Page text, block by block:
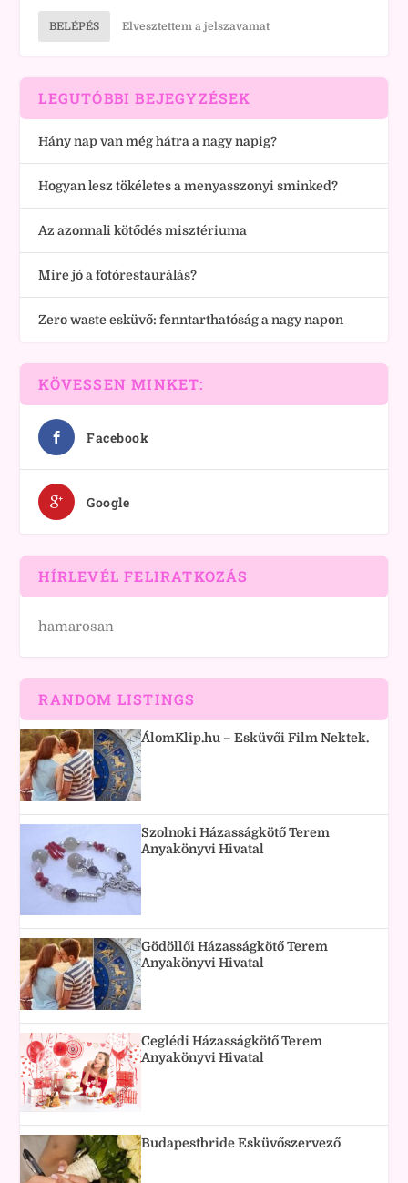
BELÉPÉS Elvesztettem a jelszavamat
LEGUTÓBBI BEJEGYZÉSEK
Hány nap van még hátra a nagy napig?
Hogyan lesz tökéletes a menyasszonyi sminked?
Az azonnali kötődés misztériuma
Mire jó a fotórestaurálás?
Zero waste esküvő: fenntarthatóság a nagy napon
KÖVESSEN MINKET:
Facebook
Google
HÍRLEVÉL FELIRATKOZÁS
hamarosan
RANDOM LISTINGS
ÁlomKlip.hu – Esküvői Film Nektek.
Szolnoki Házasságkötő Terem
Anyakönyvi Hivatal
Gödöllői Házasságkötő Terem
Anyakönyvi Hivatal
Ceglédi Házasságkötő Terem
Anyakönyvi Hivatal
Budapestbride Esküvőszervező